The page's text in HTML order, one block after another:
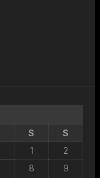
S
S
1
2
8
9